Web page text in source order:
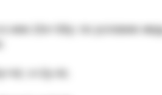
15x+30y; по условию